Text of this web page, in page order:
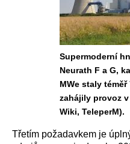
Supermoderní
Neurath F a G,
MWe staly
zahájily provoz
Wiki, TeleperM).
Třetím požadavkem je